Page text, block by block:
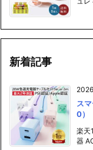
新着記事
ス
0）
楽天
器